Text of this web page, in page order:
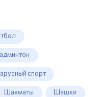
спорт
Шахматы Шашки